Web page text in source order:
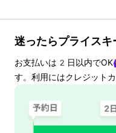
迷ったらプライスキ
お支払いは 2 日以内で
す。利用にはクレジット